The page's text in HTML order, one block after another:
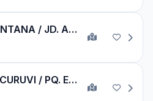
METRÔ SANTANA / JD. ANTÁRTICA
METRÔ TUCURUVI / PQ. EDU CHAVES